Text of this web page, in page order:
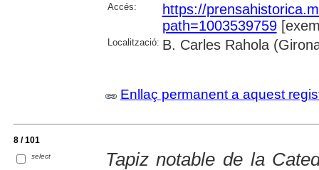
Accés:
https://
path=1003539759
Localització: B. Carles Rahola
Enllaç permanent a aquest
8 / 101
select Tapiz notable de la